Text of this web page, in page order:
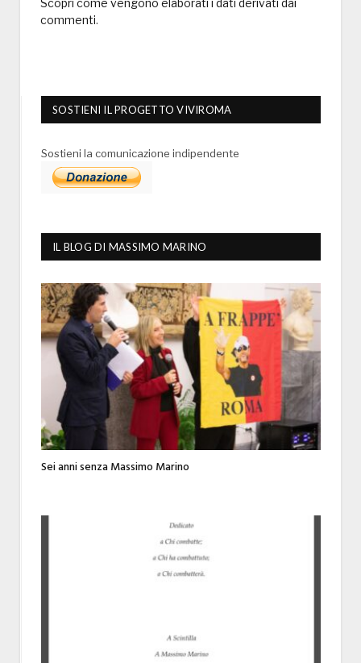
Scopri come vengono elaborati i dati derivati dai
commenti.
SOSTIENI IL PROGETTO VIVIROMA
Sostieni la comunicazione indipendente
IL BLOG DI MASSIMO MARINO
Sei anni senza Massimo Marino